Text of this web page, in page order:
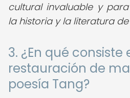
cultural invaluable y
la historia y la literatura
3. ¿En qué consiste
restauración de
poesía Tang?